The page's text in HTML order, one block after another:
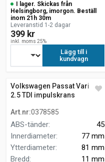
I lager. Skickas från
Helsingborg, imorgon. Beställ
inom 21h 30m
Leveranstid 1-2 dagar
399 kr
inkl. moms 25%
Lägg till i
kundvagn
Volkswagen Passat Variant
2.5 TDI impulskrans
Art.nr:0378585
ABS-tänder:
45
Innerdiameter:
77 mm
Ytterdiameter:
81 mm
Bredd: 11 mm